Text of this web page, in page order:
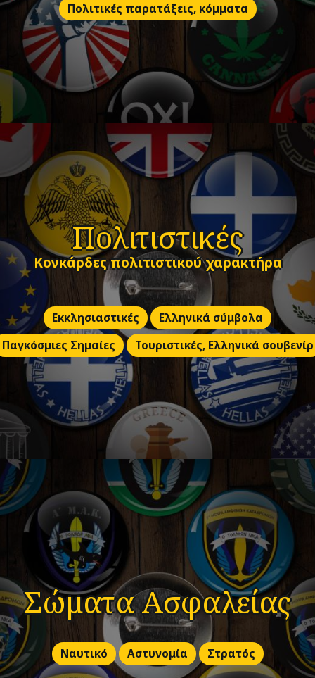
Πολιτικές παρατάξεις, κόμματα
Πολιτιστικές
Κονκάρδες πολιτιστικού χαρακτήρα
Εκκλησιαστικές
Ελληνικά σύμβολα
Παγκόσμιες Σημαίες
Τουριστικές, Ελληνικά σουβενίρ
Σώματα Ασφαλείας
Ναυτικό Αστυνομία Στρατός